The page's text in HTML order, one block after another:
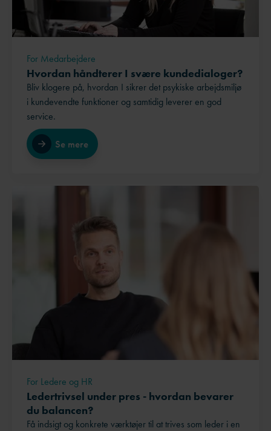
For Medarbejdere
Hvordan håndterer I svære kundedialoger?
Bliv klogere på, hvordan I sikrer det psykiske arbejdsmiljø
i kundevendte funktioner og samtidig leverer en god
service.
Se mere
For Ledere og HR
Ledertrivsel under pres - hvordan bevarer
du balancen?
Få indsigt og konkrete værktøjer til at trives som leder i en